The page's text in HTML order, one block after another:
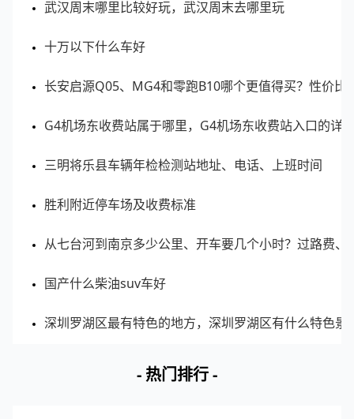
武汉周末哪里比较好玩，武汉周末去哪里玩
十万以下什么车好
长安启源Q05、MG4和零跑B10哪个更值得买？性价比
G4机场东收费站属于哪里，G4机场东收费站入口的详
三明将乐县车辆年检检测站地址、电话、上班时间
胜利附近停车场及收费标准
从七台河到南京多少公里、开车要几个小时？过路费、
国产什么柴油suv车好
深圳罗湖区最有特色的地方，深圳罗湖区有什么特色景
- 热门排行 -